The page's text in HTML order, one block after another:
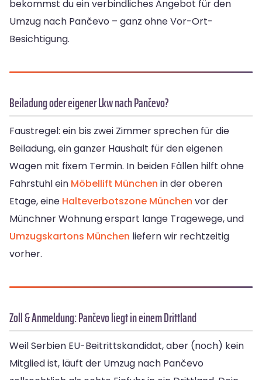
bekommst du ein verbindliches Angebot für den
Umzug nach Pančevo – ganz ohne Vor-Ort-
Besichtigung.
Beiladung oder eigener Lkw nach Pančevo?
Faustregel: ein bis zwei Zimmer sprechen für die
Beiladung, ein ganzer Haushalt für den eigenen
Wagen mit fixem Termin. In beiden Fällen hilft ohne
Fahrstuhl ein Möbellift München in der oberen
Etage, eine Halteverbotszone München vor der
Münchner Wohnung erspart lange Tragewege, und
Umzugskartons München liefern wir rechtzeitig
vorher.
Zoll & Anmeldung: Pančevo liegt in einem Drittland
Weil Serbien EU-Beitrittskandidat, aber (noch) kein
Mitglied ist, läuft der Umzug nach Pančevo